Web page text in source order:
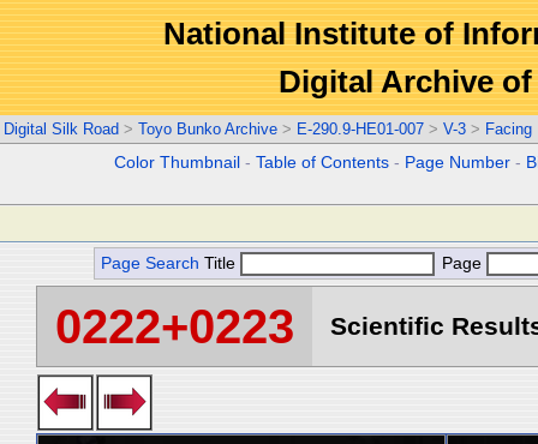
National Institute of
Digital Archive
Digital Silk Road > Toyo Bunko Archive > E-290.9-HE01-007 > V-3 > Facing
Color Thumbnail -Table of Contents - Page Number -
Page Search Title Page
0222+0223 Scientific